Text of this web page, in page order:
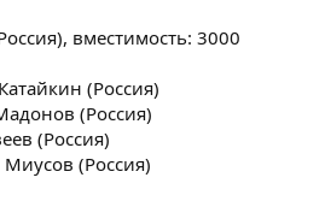
вместимость: 3000
(Россия)
(Россия)
(Россия)
(Россия)